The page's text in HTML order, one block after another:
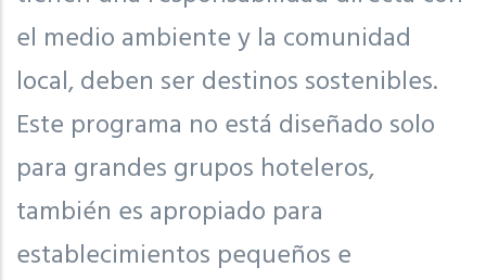
el medio ambiente y la comunidad
local, deben ser destinos sostenibles.
Este programa no está diseñado solo
para grandes grupos hoteleros,
también es apropiado para
establecimientos pequeños e